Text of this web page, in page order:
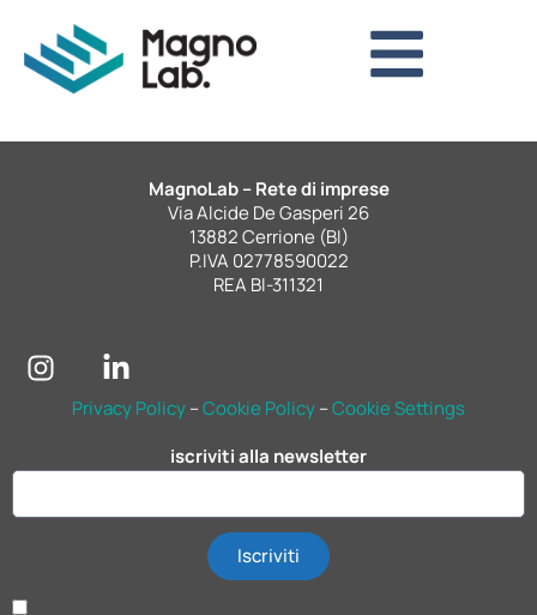
MagnoLab – Rete di imprese
Via Alcide De Gasperi 26
13882 Cerrione (BI)
P.IVA 02778590022
REA BI-311321
Privacy Policy–Cookie Policy–Cookie Settings
iscriviti alla newsletter
Iscriviti